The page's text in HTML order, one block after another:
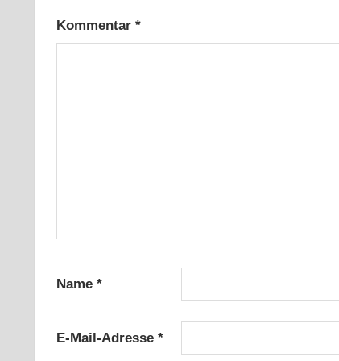
Kommentar *
Name *
E-Mail-Adresse *